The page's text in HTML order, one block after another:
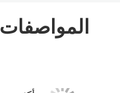
المواصفات